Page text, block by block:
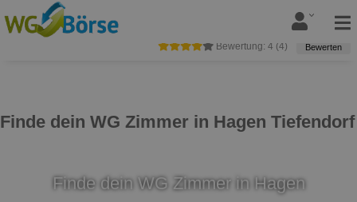
Finde dein WG Zimmer in Hagen Tiefendorf
Bewertung: 4 (4) Bewerten
Finde dein WG Zimmer in Hagen